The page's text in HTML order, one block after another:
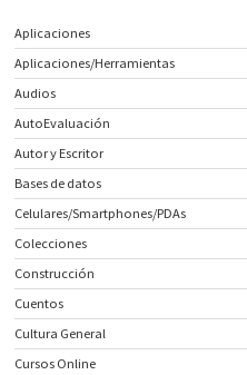
Aplicaciones
Aplicaciones/Herramientas
Audios
AutoEvaluación
Autor y Escritor
Bases de datos
Celulares/Smartphones/PDAs
Colecciones
Construcción
Cuentos
Cultura General
Cursos Online